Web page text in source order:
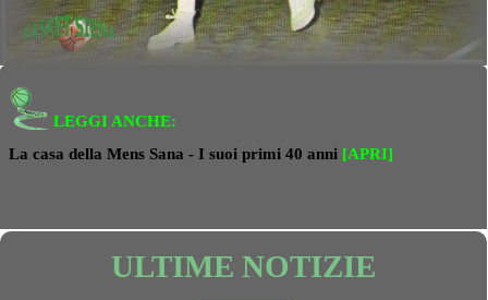
LEGGI ANCHE:
La casa della Mens Sana - I suoi primi 40 anni [APRI]
ULTIME NOTIZIE